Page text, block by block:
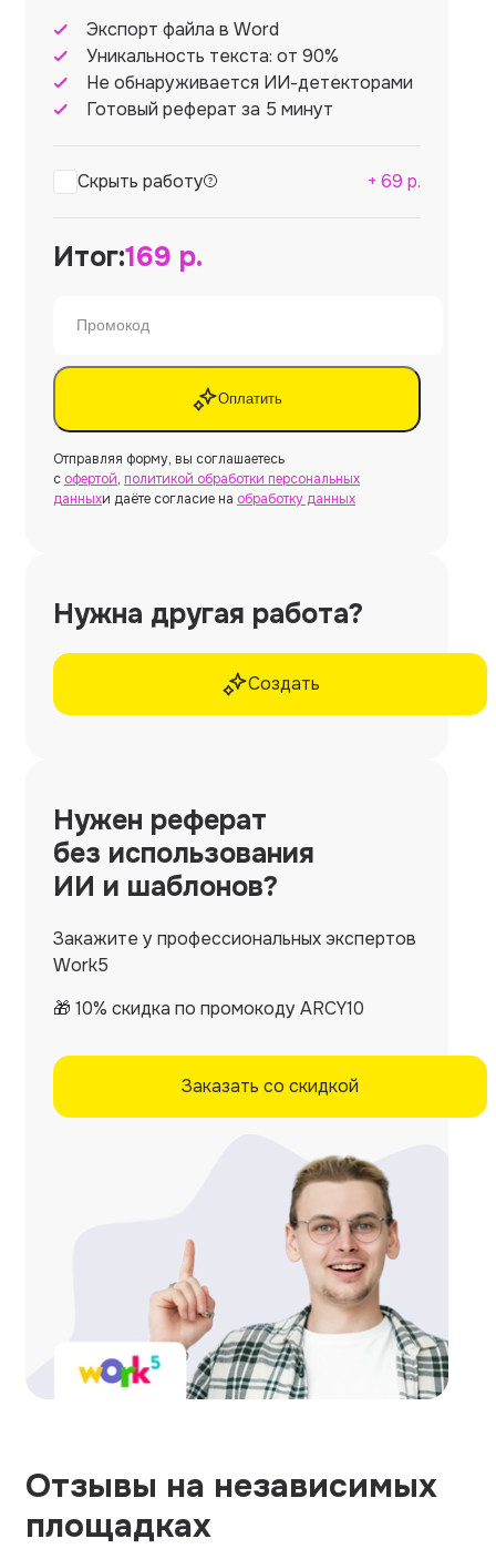
Экспорт файла в Word
Уникальность текста: от 90%
Не обнаруживается ИИ-детекторами
Готовый реферат за 5 минут
Скрыть работу + 69 р.
Итог:169 р.
Оплатить
Отправляя форму, вы соглашаетесь
с офертой, политикой обработки персональных
данныхи даёте согласие на обработку данных
Нужна другая работа?
Создать
Нужен реферат
без использования
ИИ и шаблонов?
Закажите у профессиональных экспертов
Work5
🎁 10% скидка по промокоду ARCY10
Заказать со скидкой
Отзывы на независимых
площадках